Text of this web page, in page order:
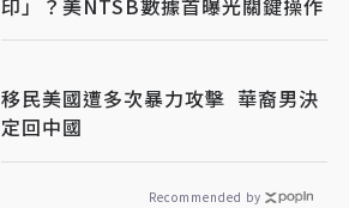
印」？美NTSB數據首曝光關鍵操作
移民美國遭多次暴力攻擊 華裔男決
定回中國
Recommended by